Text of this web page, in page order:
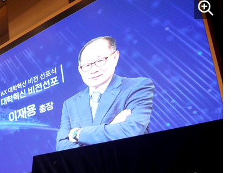
AI Native Enterprise를 지원하는 AI Ready Data 플랫폼 활용 전략